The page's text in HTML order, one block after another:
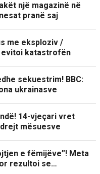
një magazinë në
pranë saj
me eksploziv /
evitoi katastrofën
sekuestrim! BBC:
ukrainasve
14-vjeçari vret
mësuesve
e fëmijëve”! Meta
rezultoi se…